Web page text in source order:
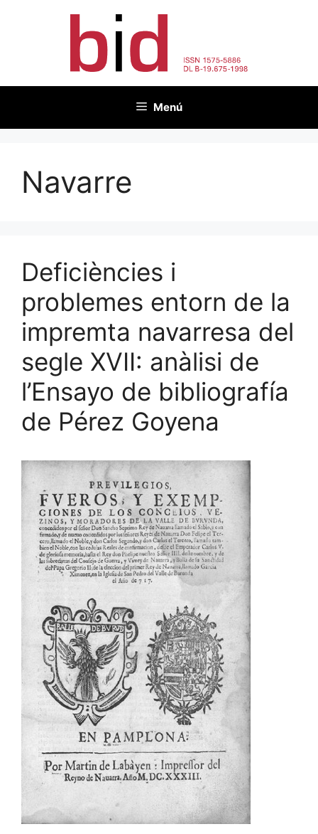
Menú
Navarre
Deficiències i
problemes entorn de la
impremta navarresa del
segle XVII: anàlisi de
l’Ensayo de bibliografía
de Pérez Goyena